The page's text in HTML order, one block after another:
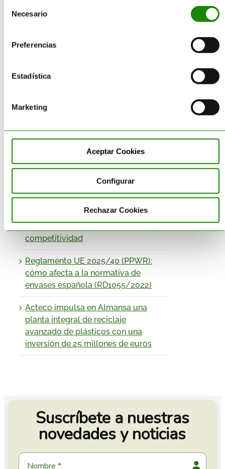
Necesario
Preferencias
Estadística
Marketing
Aceptar Cookies
Configurar
Rechazar Cookies
Zero Waste
gestionar los residuos de tu
Reglamento de Ecodiseño para
Productos Sostenibles: guía ESPR
Economía circular: sostenibilidad y
competitividad
Reglamento UE 2025/40 (PPWR):
cómo afecta a la normativa de
envases española (RD1055/2022)
Acteco impulsa en Almansa una
planta integral de reciclaje
avanzado de plásticos con una
inversión de 25 millones de euros